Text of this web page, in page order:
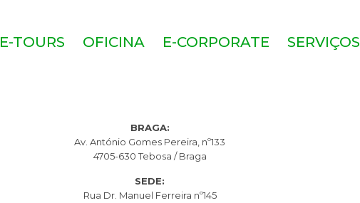
E-TOURS OFICINA E-CORPORATE SERVIÇOS
BRAGA:
Av. António Gomes Pereira, nº133
4705-630 Tebosa / Braga
SEDE:
Rua Dr. Manuel Ferreira nº145